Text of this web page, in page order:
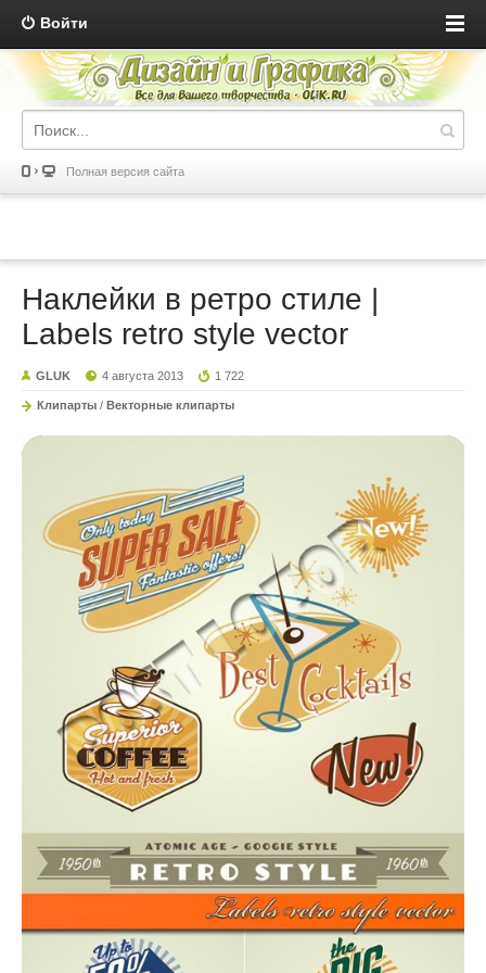
Войти
Полная версия сайта
Наклейки в ретро стиле |
Labels retro style vector
GLUK 4 августа 2013 1 722
Клипарты / Векторные клипарты